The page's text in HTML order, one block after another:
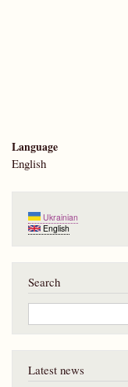
Language
English
Ukrainian
English
Search
Search
Latest news